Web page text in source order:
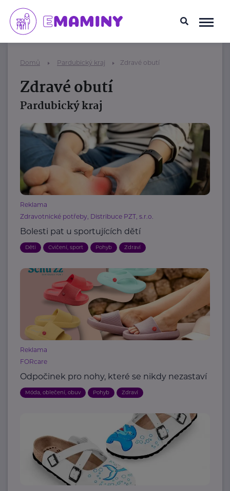
Domů Pardubický kraj Zdravé obutí
Zdravé obutí
Pardubický kraj
Reklama
Zdravotnické potřeby, Distribuce PZT, s.r.o.
Bolesti pat u sportujících dětí
Děti Cvičení, sport Pohyb Zdraví
Reklama
FORcare
Odpočinek pro nohy, které se nikdy nezastaví
Móda, oblečení, obuv Pohyb Zdraví